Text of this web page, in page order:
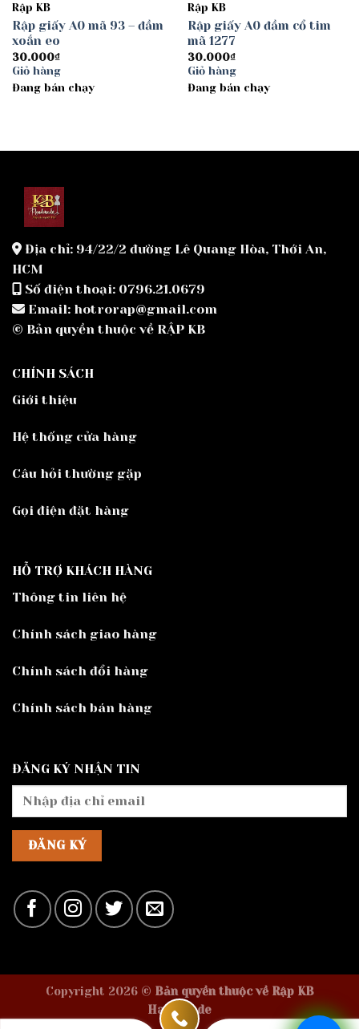
Rập KB
Rập giấy A0 mã 93 – đầm
xoắn eo
30.000₫
Giỏ hàng
Đang bán chạy
Rập KB
Rập giấy A0 đầm cổ tim
mã 1277
30.000₫
Giỏ hàng
Đang bán chạy
Địa chỉ: 94/22/2 đường Lê Quang Hòa, Thới An,
HCM
Số điện thoại: 0796.21.0679
Email: hotrorap@gmail.com
© Bản quyền thuộc về RẬP KB
CHÍNH SÁCH
Giới thiệu
Hệ thống cửa hàng
Câu hỏi thường gặp
Gọi điện đặt hàng
HỖ TRỢ KHÁCH HÀNG
Thông tin liên hệ
Chính sách giao hàng
Chính sách đổi hàng
Chính sách bán hàng
ĐĂNG KÝ NHẬN TIN
Copyright 2026 © Bản quyền thuộc về Rập KB
Handmade